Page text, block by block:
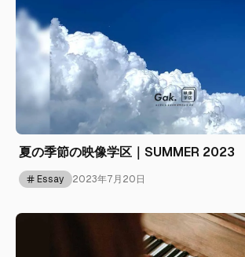
夏の季節の映像学区｜SUMMER 2023
Essay 2023年7月20日